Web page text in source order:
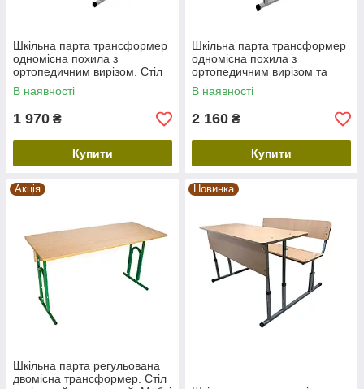
Шкільна парта трансформер
одномісна похила з
ортопедичним вирізом. Стіл
учнівський зростаючий.
В наявності
1 970 ₴
Купити
Шкільна парта трансформер
одномісна похила з
ортопедичним вирізом та
поличкою. Стіл учнівський
зростаючий.
В наявності
2 160 ₴
Купити
Акція
Шкільна парта регульована
двомісна трансформер. Стіл
Новинка